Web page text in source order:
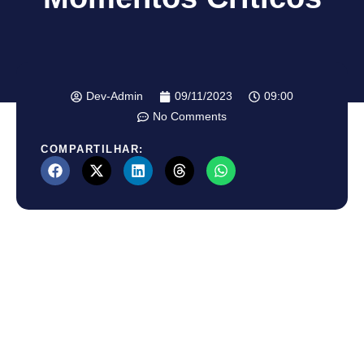
Dev-Admin 09/11/2023
09:00
No Comments
COMPARTILHAR: